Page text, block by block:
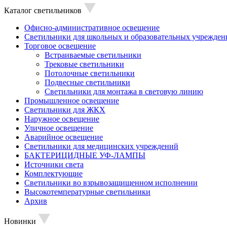
Каталог светильников
Офисно-административное освещение
Светильники для школьных и образовательных
Торговое освещение
Встраиваемые светильники
Трековые светильники
Потолочные светильники
Подвесные светильники
Светильники для монтажа в световую линию
Промышленное освещение
Светильники для ЖКХ
Наружное освещение
Уличное освещение
Аварийное освещение
Светильники для медицинских учреждений
БАКТЕРИЦИДНЫЕ УФ-ЛАМПЫ
Источники света
Комплектующие
Светильники во взрывозащищенном исполнении
Высокотемпературные светильники
Архив
Новинки